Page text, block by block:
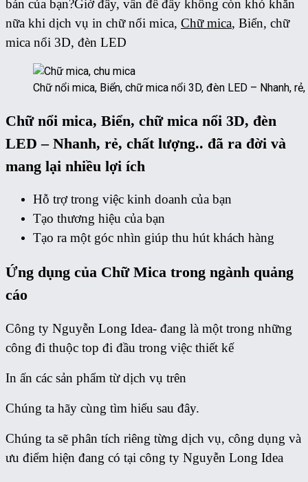
bán của bạn?Giờ đây, vấn đề đấy không còn khó khăn
nữa khi dịch vụ in chữ nổi mica, Chữ mica, Biển, chữ
mica nổi 3D, đèn LED
Chữ nổi mica, Biển, chữ mica nổi 3D, đèn LED – Nhanh,
Chữ nổi mica, Biển, chữ mica nổi 3D, đèn
LED – Nhanh, rẻ, chất lượng.. đã ra đời và
mang lại nhiều lợi ích
Hỗ trợ trong việc kinh doanh của bạn
Tạo thương hiệu của bạn
Tạo ra một góc nhìn giúp thu hút khách hàng
Ứng dụng của Chữ Mica trong ngành quảng
cáo
Công ty Nguyễn Long Idea- đang là một trong những
công đi thuộc top đi đầu trong việc thiết kế
In ấn các sản phẩm từ dịch vụ trên
Chúng ta hãy cùng tìm hiểu sau đây.
Chúng ta sẽ phân tích riêng từng dịch vụ, công dụng và
ưu điểm hiện đang có tại công ty Nguyễn Long Idea